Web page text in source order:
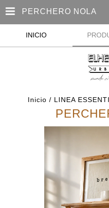
PERCHERO NOLA
INICIO
Inicio / LINEA